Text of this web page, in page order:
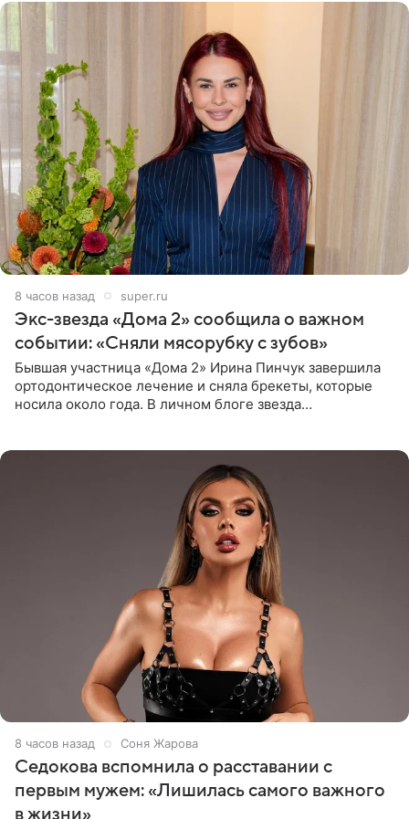
8 часов назад super.ru
Экс-звезда «Дома 2» сообщила о важном
событии: «Сняли мясорубку с зубов»
Бывшая участница «Дома 2» Ирина Пинчук завершила
ортодонтическое лечение и сняла брекеты, которые
носила около года. В личном блоге звезда
8 часов назад Соня Жарова
Седокова вспомнила о расставании с
первым мужем: «Лишилась самого важного
в жизни»